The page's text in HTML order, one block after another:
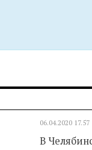
06.04.2020 17.57
В